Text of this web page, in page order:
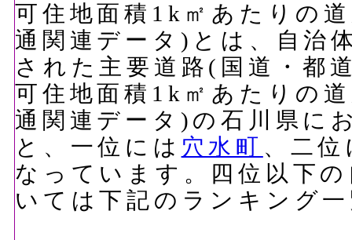
可住地面積1k㎡あたりの
通関連データ)とは、自治
された主要道路(国道・都
可住地面積1k㎡あたりの
通関連データ)の石川県に
と、一位には 穴水町 、二
なっています。四位以下
いては下記のランキング